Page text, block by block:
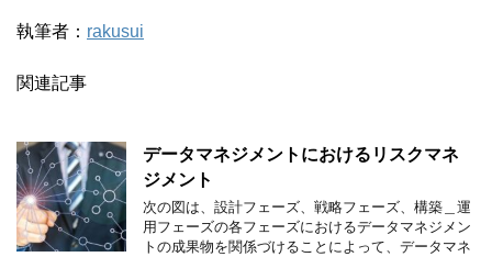
執筆者： rakusui
関連記事
データマネジメントにおけるリスクマネ
ジメント
次の図は、設計フェーズ、戦略フェーズ、構築＿運
用フェーズの各フェーズにおけるデータマネジメン
トの成果物を関係づけることによって、データマネ